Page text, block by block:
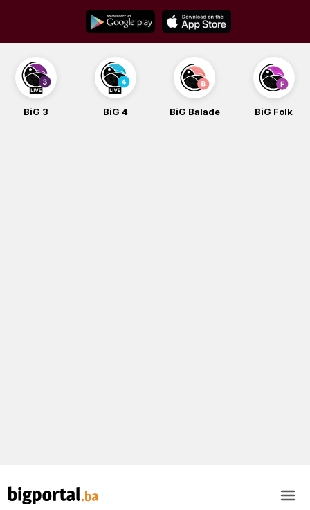
content
BiG 3 BiG 4 BiG Balade BiG Folk